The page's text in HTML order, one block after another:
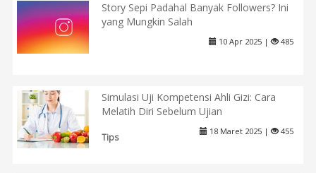
Story Sepi Padahal Banyak Followers? Ini
yang Mungkin Salah
10 Apr 2025 | 485
Simulasi Uji Kompetensi Ahli Gizi: Cara
Melatih Diri Sebelum Ujian
Tips
18 Maret 2025 | 455